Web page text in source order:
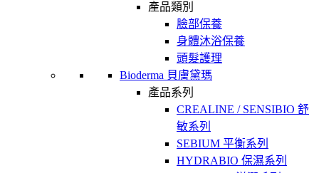
產品類別
臉部保養
身體沐浴保養
頭髮護理
Bioderma 貝膚黛瑪
產品系列
CREALINE / SENSIBIO 舒
敏系列
SEBIUM 平衡系列
HYDRABIO 保濕系列